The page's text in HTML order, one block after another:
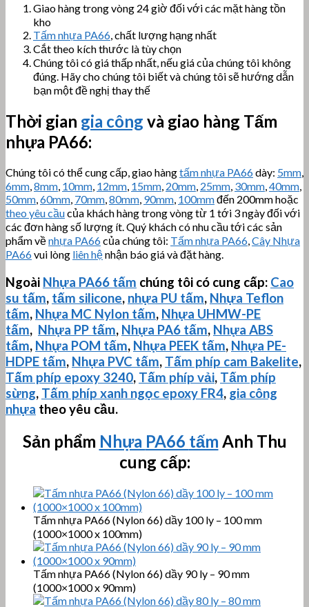
Giao hàng trong vòng 24 giờ đối với các mặt hàng tồn
kho
Tấm nhựa PA66 , chất lượng hạng nhất
Cắt theo kích thước là tùy chọn
Chúng tôi có giá thấp nhất, nếu giá của chúng tôi không
đúng. Hãy cho chúng tôi biết và chúng tôi sẽ hướng dẫn
bạn một đề nghị thay thế
Thời gian gia công và giao hàng Tấm
nhựa PA66:
Chúng tôi có thể cung cấp, giao hàngtấm nhựa PA66dày: 5mm,
6mm,8mm, 10mm, 12mm, 15mm, 20mm, 25mm, 30mm,40mm,
50mm,60mm, 70mm,80mm, 90mm, 100mmđến 200mm hoặc
theo yêu cầucủa khách hàng trong vòng từ 1 tới 3 ngày đối với
các đơn hàng số lượng ít. Quý khách có nhu cầu tới các sản
phẩm vềnhựa PA66của chúng tôi: Tấm nhựa PA66,Cây Nhựa
PA66vui lòng liên hệnhận báo giá và đặt hàng.
Ngoài Nhựa PA66 tấm chúng tôi có cung cấp: Cao
su tấm, tấm silicone, nhựa PU tấm, Nhựa Teflon
tấm, Nhựa MC Nylon tấm, Nhựa UHMW-PE
tấm, Nhựa PP tấm, Nhựa PA6 tấm, Nhựa ABS
tấm, Nhựa POM tấm, Nhựa PEEK tấm, Nhựa PE-
HDPE tấm, Nhựa PVC tấm, Tấm phíp cam Bakelite,
Tấm phíp epoxy 3240, Tấm phíp vải, Tấm phíp
sừng, Tấm phíp xanh ngọc epoxy FR4, gia công
nhựa theo yêu cầu.
Sản phẩm Nhựa PA66 tấm Anh Thu
cung cấp:
Tấm nhựa PA66 (Nylon 66) dầy 100 ly – 100 mm
(1000×1000 x 100mm)
Tấm nhựa PA66 (Nylon 66) dầy 90 ly – 90 mm
(1000×1000 x 90mm)